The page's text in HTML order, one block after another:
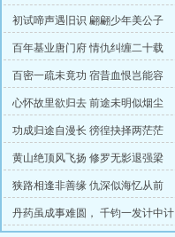
初试啼声遇旧识 翩翩少年美公子
百年基业唐门府 情仇纠缠二十载
百密一疏未竟功 宿昔血恨岂能容
心怀故里欲归去 前途未明似烟尘
功成归途自漫长 徬徨抉择两茫茫
黄山绝顶风飞扬 修罗无影退强梁
狭路相逢非善缘 仇深似海忆从前
丹药虽成事难圆， 千钧一发计中计